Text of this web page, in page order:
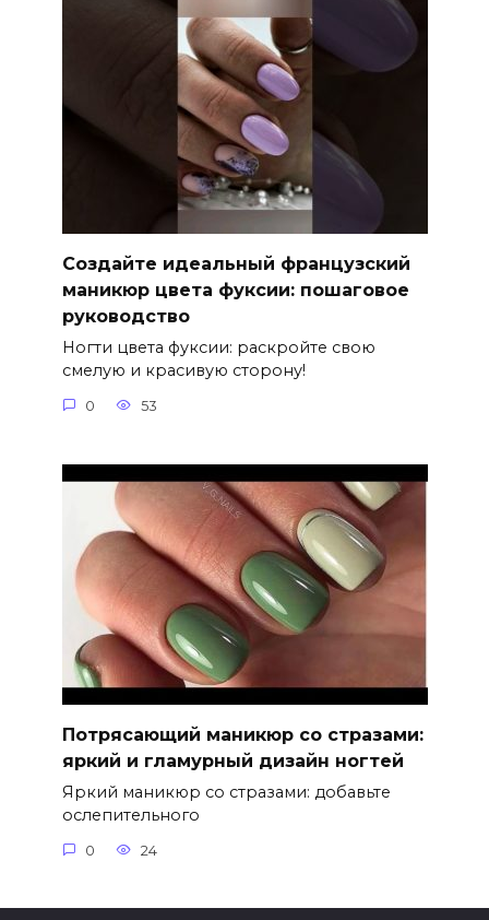
Создайте идеальный французский
маникюр цвета фуксии: пошаговое
руководство
Ногти цвета фуксии: раскройте свою
смелую и красивую сторону!
0 53
Потрясающий маникюр со стразами:
яркий и гламурный дизайн ногтей
Яркий маникюр со стразами: добавьте
ослепительного
0 24